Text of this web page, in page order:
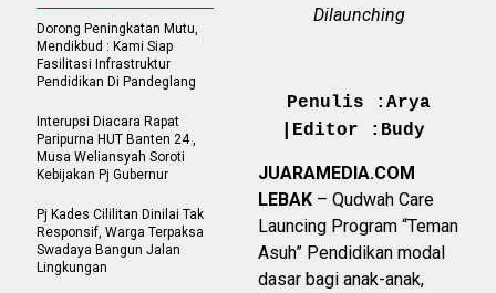
Dilaunching
Penulis :Arya
|Editor :Budy
JUARAMEDIA.COM
LEBAK – Qudwah Care
Launcing Program “Teman
Asuh” Pendidikan modal
dasar bagi anak-anak,
Dorong Peningkatan Mutu,
Mendikbud : Kami Siap
Fasilitasi Infrastruktur
Pendidikan Di Pandeglang
Interupsi Diacara Rapat
Paripurna HUT Banten 24 ,
Musa Weliansyah Soroti
Kebijakan Pj Gubernur
Pj Kades Cililitan Dinilai Tak
Responsif, Warga Terpaksa
Swadaya Bangun Jalan
Lingkungan